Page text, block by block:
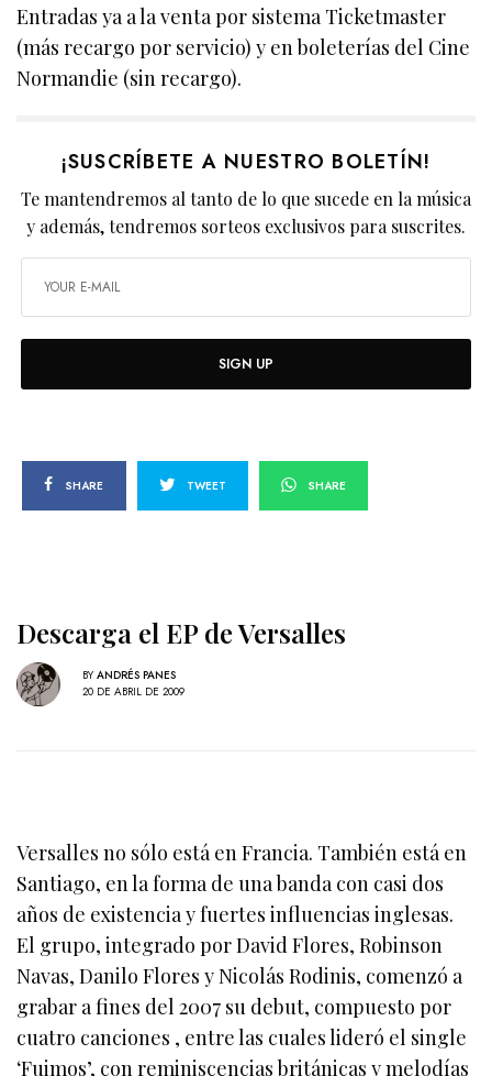
Entradas ya a la venta por sistema Ticketmaster
(más recargo por servicio) y en boleterías del Cine
Normandie (sin recargo).
¡SUSCRÍBETE A NUESTRO BOLETÍN!
Te mantendremos al tanto de lo que sucede en la música
y además, tendremos sorteos exclusivos para suscrites.
SIGN UP
SHARE TWEET SHARE
Descarga el EP de Versalles
BY ANDRÉS PANES
20 DE ABRIL DE 2009
Versalles no sólo está en Francia. También está en
Santiago, en la forma de una banda con casi dos
años de existencia y fuertes influencias inglesas.
El grupo, integrado por David Flores, Robinson
Navas, Danilo Flores y Nicolás Rodinis, comenzó a
grabar a fines del 2007 su debut, compuesto por
cuatro canciones , entre las cuales lideró el single
‘Fuimos’, con reminiscencias británicas y melodías